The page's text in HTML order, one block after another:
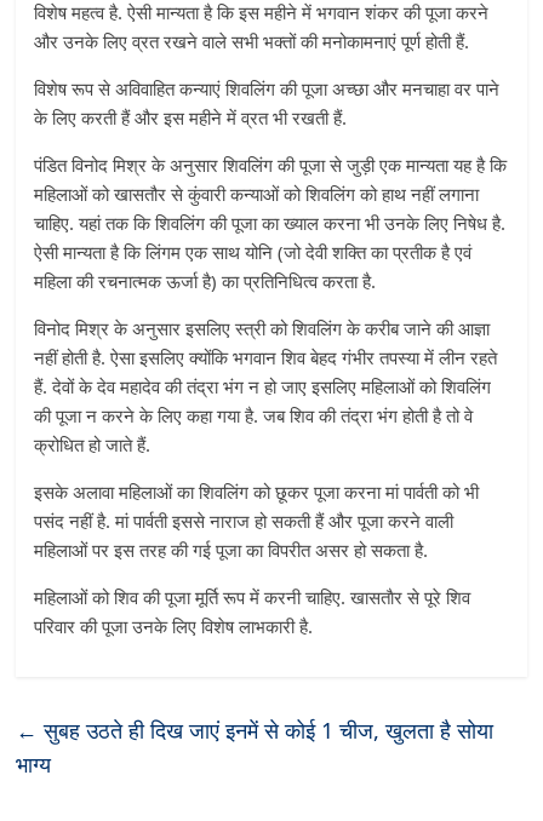
विशेष महत्व है. ऐसी मान्यता है कि इस महीने में भगवान शंकर की पूजा करने
और उनके लिए व्रत रखने वाले सभी भक्तों की मनोकामनाएं पूर्ण होती हैं.
विशेष रूप से अविवाहित कन्याएं शिवलिंग की पूजा अच्छा और मनचाहा वर पाने
के लिए करती हैं और इस महीने में व्रत भी रखती हैं.
पंडित विनोद मिश्र के अनुसार शिवलिंग की पूजा से जुड़ी एक मान्यता यह है कि
महिलाओं को खासतौर से कुंवारी कन्याओं को शिवलिंग को हाथ नहीं लगाना
चाहिए. यहां तक कि शिवलिंग की पूजा का ख्याल करना भी उनके लिए निषेध है.
ऐसी मान्यता है कि लिंगम एक साथ योनि (जो देवी शक्ति का प्रतीक है एवं
महिला की रचनात्मक ऊर्जा है) का प्रतिनिधित्व करता है.
विनोद मिश्र के अनुसार इसलिए स्त्री को शिवलिंग के करीब जाने की आज्ञा
नहीं होती है. ऐसा इसलिए क्योंकि भगवान शिव बेहद गंभीर तपस्या में लीन रहते
हैं. देवों के देव महादेव की तंद्रा भंग न हो जाए इसलिए महिलाओं को शिवलिंग
की पूजा न करने के लिए कहा गया है. जब शिव की तंद्रा भंग होती है तो वे
क्रोधित हो जाते हैं.
इसके अलावा महिलाओं का श‍िवलिंग को छूकर पूजा करना मां पार्वती को भी
पसंद नहीं है. मां पार्वती इससे नाराज हो सकती हैं और पूजा करने वाली
महिलाओं पर इस तरह की गई पूजा का विपरीत असर हो सकता है.
महिलाओं को श‍िव की पूजा मूर्ति रूप में करनी चाहिए. खासताैर से पूरे श‍िव
परिवार की पूजा उनके लिए विशेष लाभकारी है.
← सुबह उठते ही दिख जाएं इनमें से कोई 1 चीज, खुलता है सोया
भाग्य